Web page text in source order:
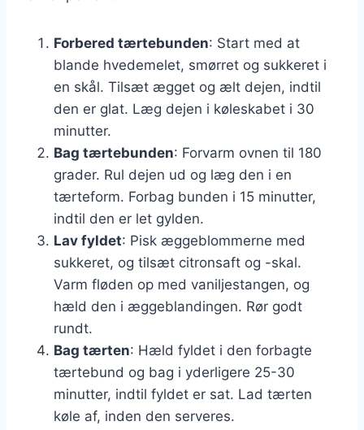
Forbered tærtebunden: Start med at
blande hvedemelet, smørret og sukkeret i
en skål. Tilsæt ægget og ælt dejen, indtil
den er glat. Læg dejen i køleskabet i 30
minutter.
Bag tærtebunden: Forvarm ovnen til 180
grader. Rul dejen ud og læg den i en
tærteform. Forbag bunden i 15 minutter,
indtil den er let gylden.
Lav fyldet: Pisk æggeblommerne med
sukkeret, og tilsæt citronsaft og -skal.
Varm fløden op med vaniljestangen, og
hæld den i æggeblandingen. Rør godt
rundt.
Bag tærten: Hæld fyldet i den forbagte
tærtebund og bag i yderligere 25-30
minutter, indtil fyldet er sat. Lad tærten
køle af, inden den serveres.